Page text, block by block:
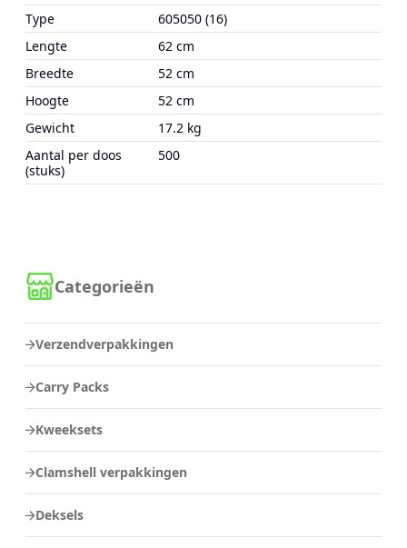
Categorieën
Verzendverpakkingen
Carry Packs
Kweeksets
Clamshell verpakkingen
Deksels
Type
605050 (16)
Lengte
62 cm
Breedte
52 cm
Hoogte
52 cm
Gewicht
17.2 kg
Aantal per doos
(stuks)
500